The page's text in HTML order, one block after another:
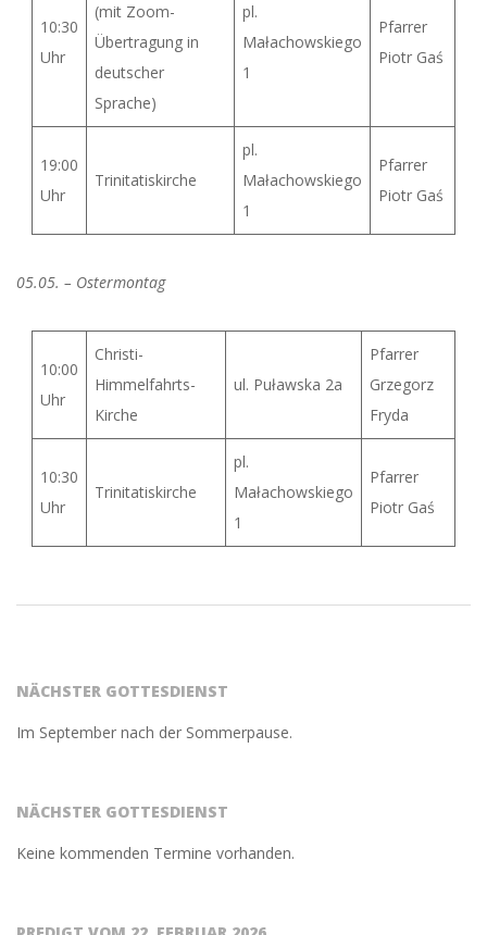
10:30
Uhr
(mit Zoom-
Übertragung in
deutscher
Sprache)
pl.
Małachowskiego
1
Pfarrer
Piotr Gaś
19:00
Uhr
Trinitatiskirche
pl.
Małachowskiego
1
Pfarrer
Piotr Gaś
05.05. – Ostermontag
10:00
Uhr
Christi-
Himmelfahrts-
Kirche
ul. Puławska 2a
Pfarrer
Grzegorz
Fryda
10:30
Uhr
Trinitatiskirche
pl.
Małachowskiego
1
Pfarrer
Piotr Gaś
03
NÄCHSTER GOTTESDIENST
Im September nach der Sommerpause.
NÄCHSTER GOTTESDIENST
Keine kommenden Termine vorhanden.